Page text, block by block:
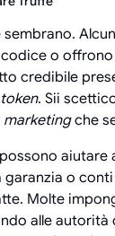
sembrano.
o
credibile
token. Sii
marketingche
possono aiutare
o conti
Molte
alle autorità